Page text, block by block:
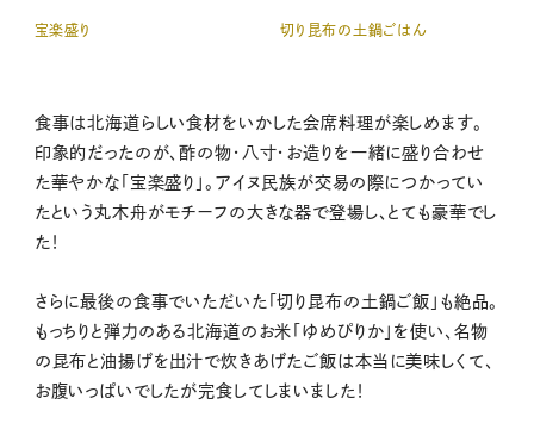
宝楽盛り 切り昆布の土鍋ごはん
食事は北海道らしい食材をいかした会席料理が楽しめます。
印象的だったのが、酢の物・八寸・お造りを一緒に盛り合わせ
た華やかな「宝楽盛り」。アイヌ民族が交易の際につかってい
たという丸木舟がモチーフの大きな器で登場し、とても豪華でし
た！
さらに最後の食事でいただいた「切り昆布の土鍋ご飯」も絶品。
もっちりと弾力のある北海道のお米「ゆめぴりか」を使い、名物
の昆布と油揚げを出汁で炊きあげたご飯は本当に美味しくて、
お腹いっぱいでしたが完食してしまいました！